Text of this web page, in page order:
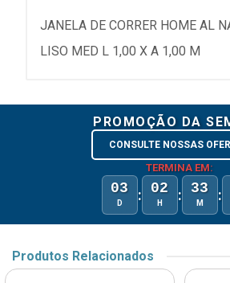
JANELA DE CORRER HOME AL
LISO MED L 1,00 X A 1,00 M
PROMOÇÃO DA
CONSULTE NOSSAS
TERMINA EM:
03
D : 02
H : 33
M :
Produtos Relacionados